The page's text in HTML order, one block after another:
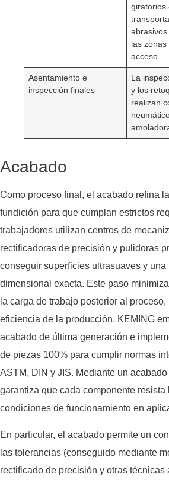
giratorios
las
acceso.
Asentamiento e
inspección finales
La
y los
realizan
Acabado
Como proceso final, el acabado refina
fundición para que cumplan estrictos
trabajadores utilizan centros de
rectificadoras de precisión y pulidoras
conseguir superficies ultrasuaves y una
dimensional exacta. Este paso
la carga de trabajo posterior al
eficiencia de la producción. KEMING
acabado de última generación e
de piezas 100% para cumplir normas
ASTM, DIN y JIS. Mediante un
garantiza que cada componente resista
condiciones de funcionamiento en
En particular, el acabado permite un
las tolerancias (conseguido mediante
rectificado de precisión y otras técnicas